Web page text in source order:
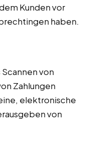
Kunden vor
haben.
von
Zahlungen
elektronische
von